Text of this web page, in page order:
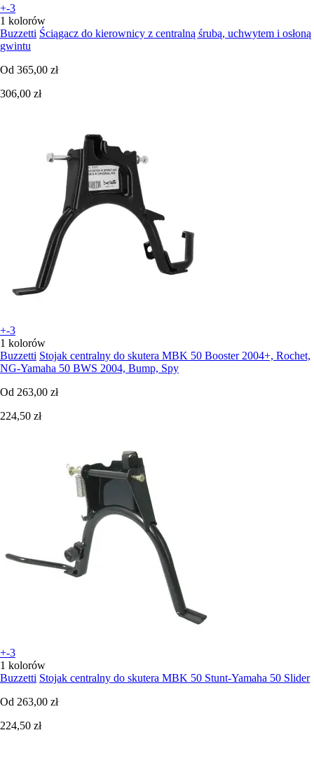
+-3
1 kolorów
Buzzetti Ściągacz do kierownicy z centralną śrubą, uchwytem i osłoną
gwintu
Od 365,00 zł
306,00 zł
+-3
1 kolorów
Buzzetti Stojak centralny do skutera MBK 50 Booster 2004+, Rochet,
NG-Yamaha 50 BWS 2004, Bump, Spy
Od 263,00 zł
224,50 zł
+-3
1 kolorów
Buzzetti Stojak centralny do skutera MBK 50 Stunt-Yamaha 50 Slider
Od 263,00 zł
224,50 zł